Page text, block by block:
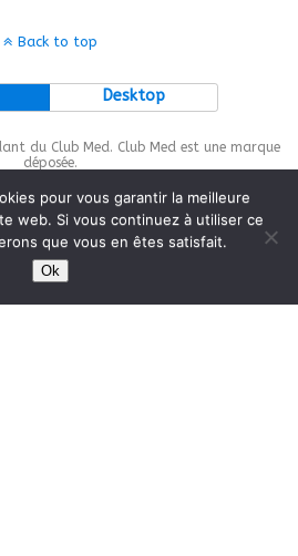
Back to top
Desktop
du Club Med. Club Med est une marque
déposée.
bywp-copyrightpro.com
pour vous garantir la meilleure
web. Si vous continuez à utiliser ce
que vous en êtes satisfait.
Ok